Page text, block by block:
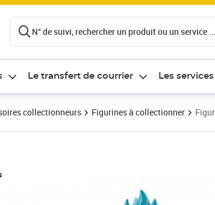
N° de suivi, rechercher un produit ou un service
Le transfert de courrier Les services
collectionneurs Figurines à collectionner